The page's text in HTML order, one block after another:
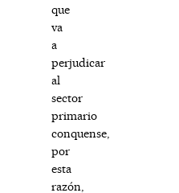
que
va
a
perjudicar
al
sector
primario
conquense,
por
esta
razón,